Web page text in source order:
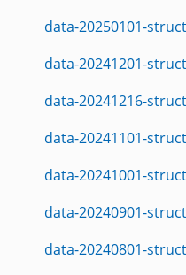
data-20250101-
data-20241201-
data-20241216-
data-20241101-
data-20241001-
data-20240901-
data-20240801-